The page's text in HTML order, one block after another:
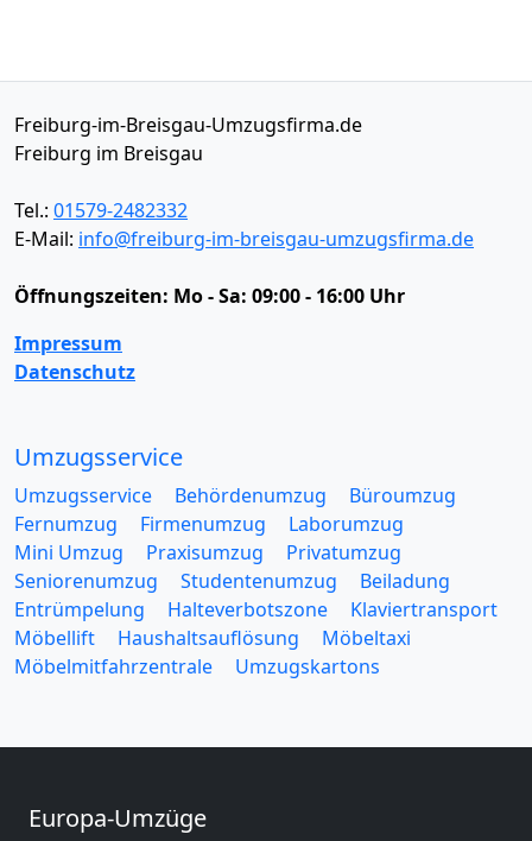
Freiburg-im-Breisgau-Umzugsfirma.de
Freiburg im Breisgau
Tel.: 01579-2482332
E-Mail: info@freiburg-im-breisgau-umzugsfirma.de
Öffnungszeiten: Mo - Sa: 09:00 - 16:00 Uhr
Impressum
Datenschutz
Umzugsservice
Umzugsservice Behördenumzug
Büroumzug
Fernumzug
Firmenumzug
Laborumzug
Mini Umzug
Praxisumzug
Privatumzug
Seniorenumzug
Studentenumzug
Beiladung
Entrümpelung
Halteverbotszone
Klaviertransport
Möbellift
Haushaltsauflösung
Möbeltaxi
Möbelmitfahrzentrale
Umzugskartons
Europa-Umzüge